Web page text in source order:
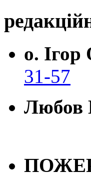
о.
31-57
Любов